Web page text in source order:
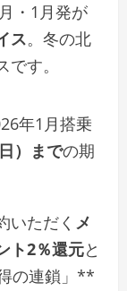
・1月発が
ス。冬の北
す。
年1月搭乗
）までの期
いただく メ
ト2％還元と
の連鎖」**